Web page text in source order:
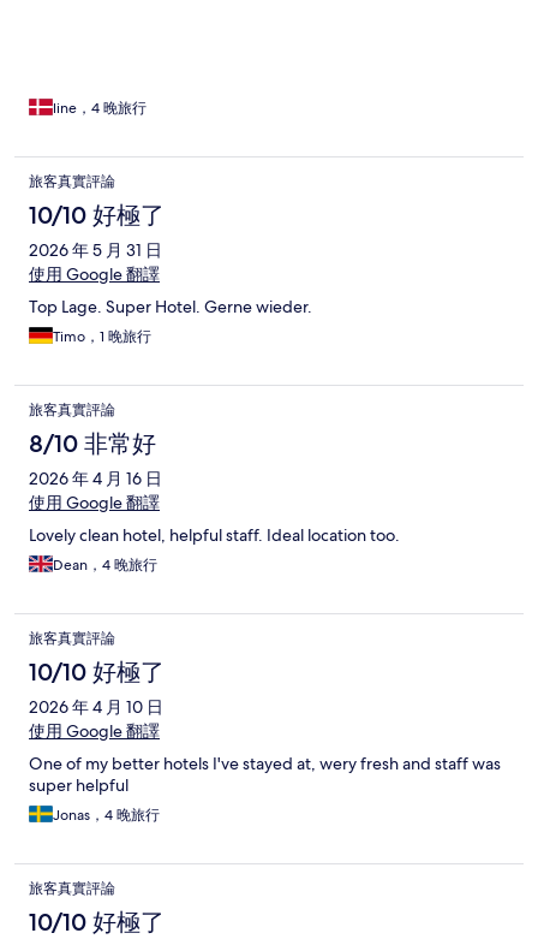
line，4 晚旅行
旅客真實評論
10/10 好極了
2026 年 5 月 31 日
使用 Google 翻譯
Top Lage. Super Hotel. Gerne wieder.
Timo，1 晚旅行
旅客真實評論
8/10 非常好
2026 年 4 月 16 日
使用 Google 翻譯
Lovely clean hotel, helpful staff. Ideal location too.
Dean，4 晚旅行
旅客真實評論
10/10 好極了
2026 年 4 月 10 日
使用 Google 翻譯
One of my better hotels I've stayed at, wery fresh and staff was
super helpful
Jonas，4 晚旅行
旅客真實評論
10/10 好極了